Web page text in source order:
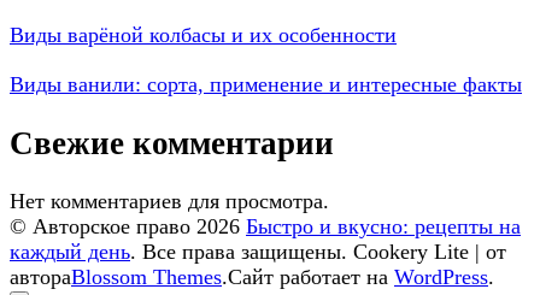
Виды варёной колбасы и их особенности
Виды ванили: сорта, применение и интересные факты
Свежие комментарии
Нет комментариев для просмотра.
© Авторское право 2026 Быстро и вкусно: рецепты на
каждый день. Все права защищены. Cookery Lite | от
автораBlossom Themes.Сайт работает на WordPress.